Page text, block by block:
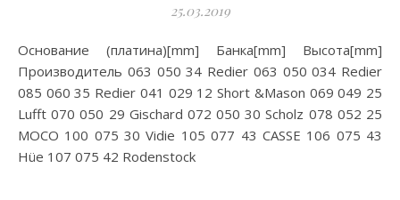
25.03.2019
Основание (платина)[mm] Банка[mm] Высота[mm]
Производитель 063 050 34 Redier 063 050 034 Redier
085 060 35 Redier 041 029 12 Short &Mason 069 049 25
Lufft 070 050 29 Gischard 072 050 30 Scholz 078 052 25
MOCO 100 075 30 Vidie 105 077 43 CASSE 106 075 43
Hüe 107 075 42 Rodenstock